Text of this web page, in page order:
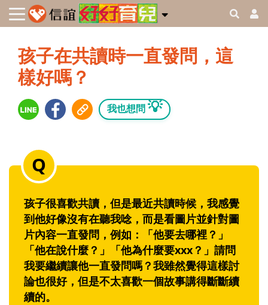
孩子在共讀時一直發問，這
樣好嗎？
我也想問 💡
孩子很喜歡共讀，但是最近共讀時候，我感覺
到他好像沒有在聽我唸，而是看圖片並針對圖
片內容一直發問，例如：「他要去哪裡？」
「他在說什麼？」「他為什麼要xxx？」請問
我要繼續讓他一直發問嗎？我雖然覺得這樣討
論也很好，但是不太喜歡一個故事講得斷斷續
續的。